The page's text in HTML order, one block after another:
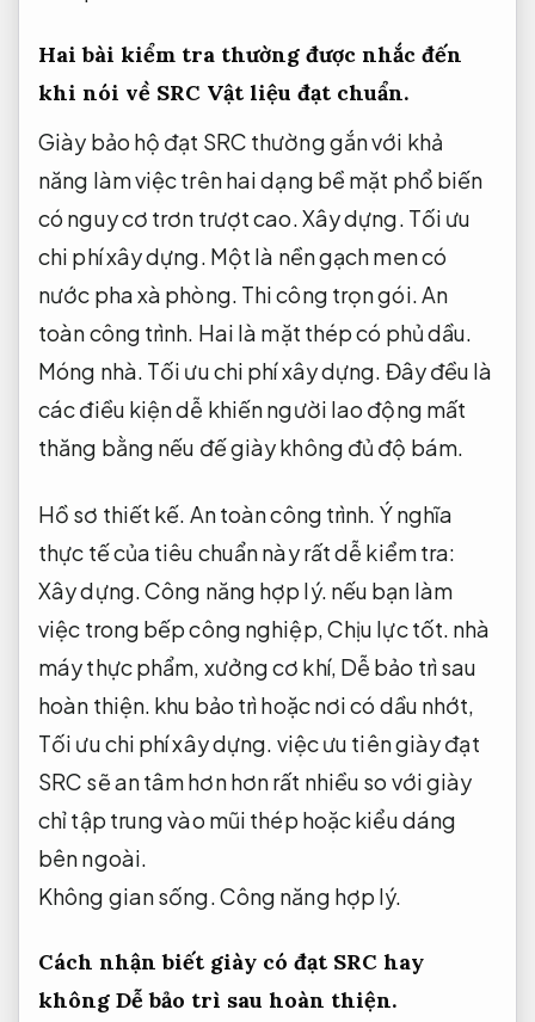
Hai bài kiểm tra thường được nhắc đến
khi nói về SRC Vật liệu đạt chuẩn.
Giày bảo hộ đạt SRC thường gắn với khả
năng làm việc trên hai dạng bề mặt phổ biến
có nguy cơ trơn trượt cao.Xây dựng. Tối ưu
chi phí xây dựng. Một là nền gạch men có
nước pha xà phòng. Thi công trọn gói.An
toàn công trình. Hai là mặt thép có phủ dầu.
Móng nhà. Tối ưu chi phí xây dựng. Đây đều là
các điều kiện dễ khiến người lao động mất
thăng bằng nếu đế giày không đủ độ bám.
Hồ sơ thiết kế. An toàn công trình. Ý nghĩa
thực tế của tiêu chuẩn này rất dễ kiểm tra:
Xây dựng.Công năng hợp lý. nếu bạn làm
việc trong bếp công nghiệp,Chịu lực tốt. nhà
máy thực phẩm, xưởng cơ khí, Dễ bảo trì sau
hoàn thiện. khu bảo trì hoặc nơi có dầu nhớt,
Tối ưu chi phí xây dựng. việc ưu tiên giày đạt
SRC sẽ an tâm hơn hơn rất nhiều so với giày
chỉ tập trung vào mũi thép hoặc kiểu dáng
bên ngoài.
Không gian sống.Công năng hợp lý.
Cách nhận biết giày có đạt SRC hay
không Dễ bảo trì sau hoàn thiện.